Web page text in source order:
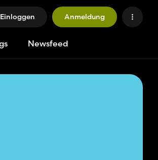
Einloggen Anmeldung
Newsfeed